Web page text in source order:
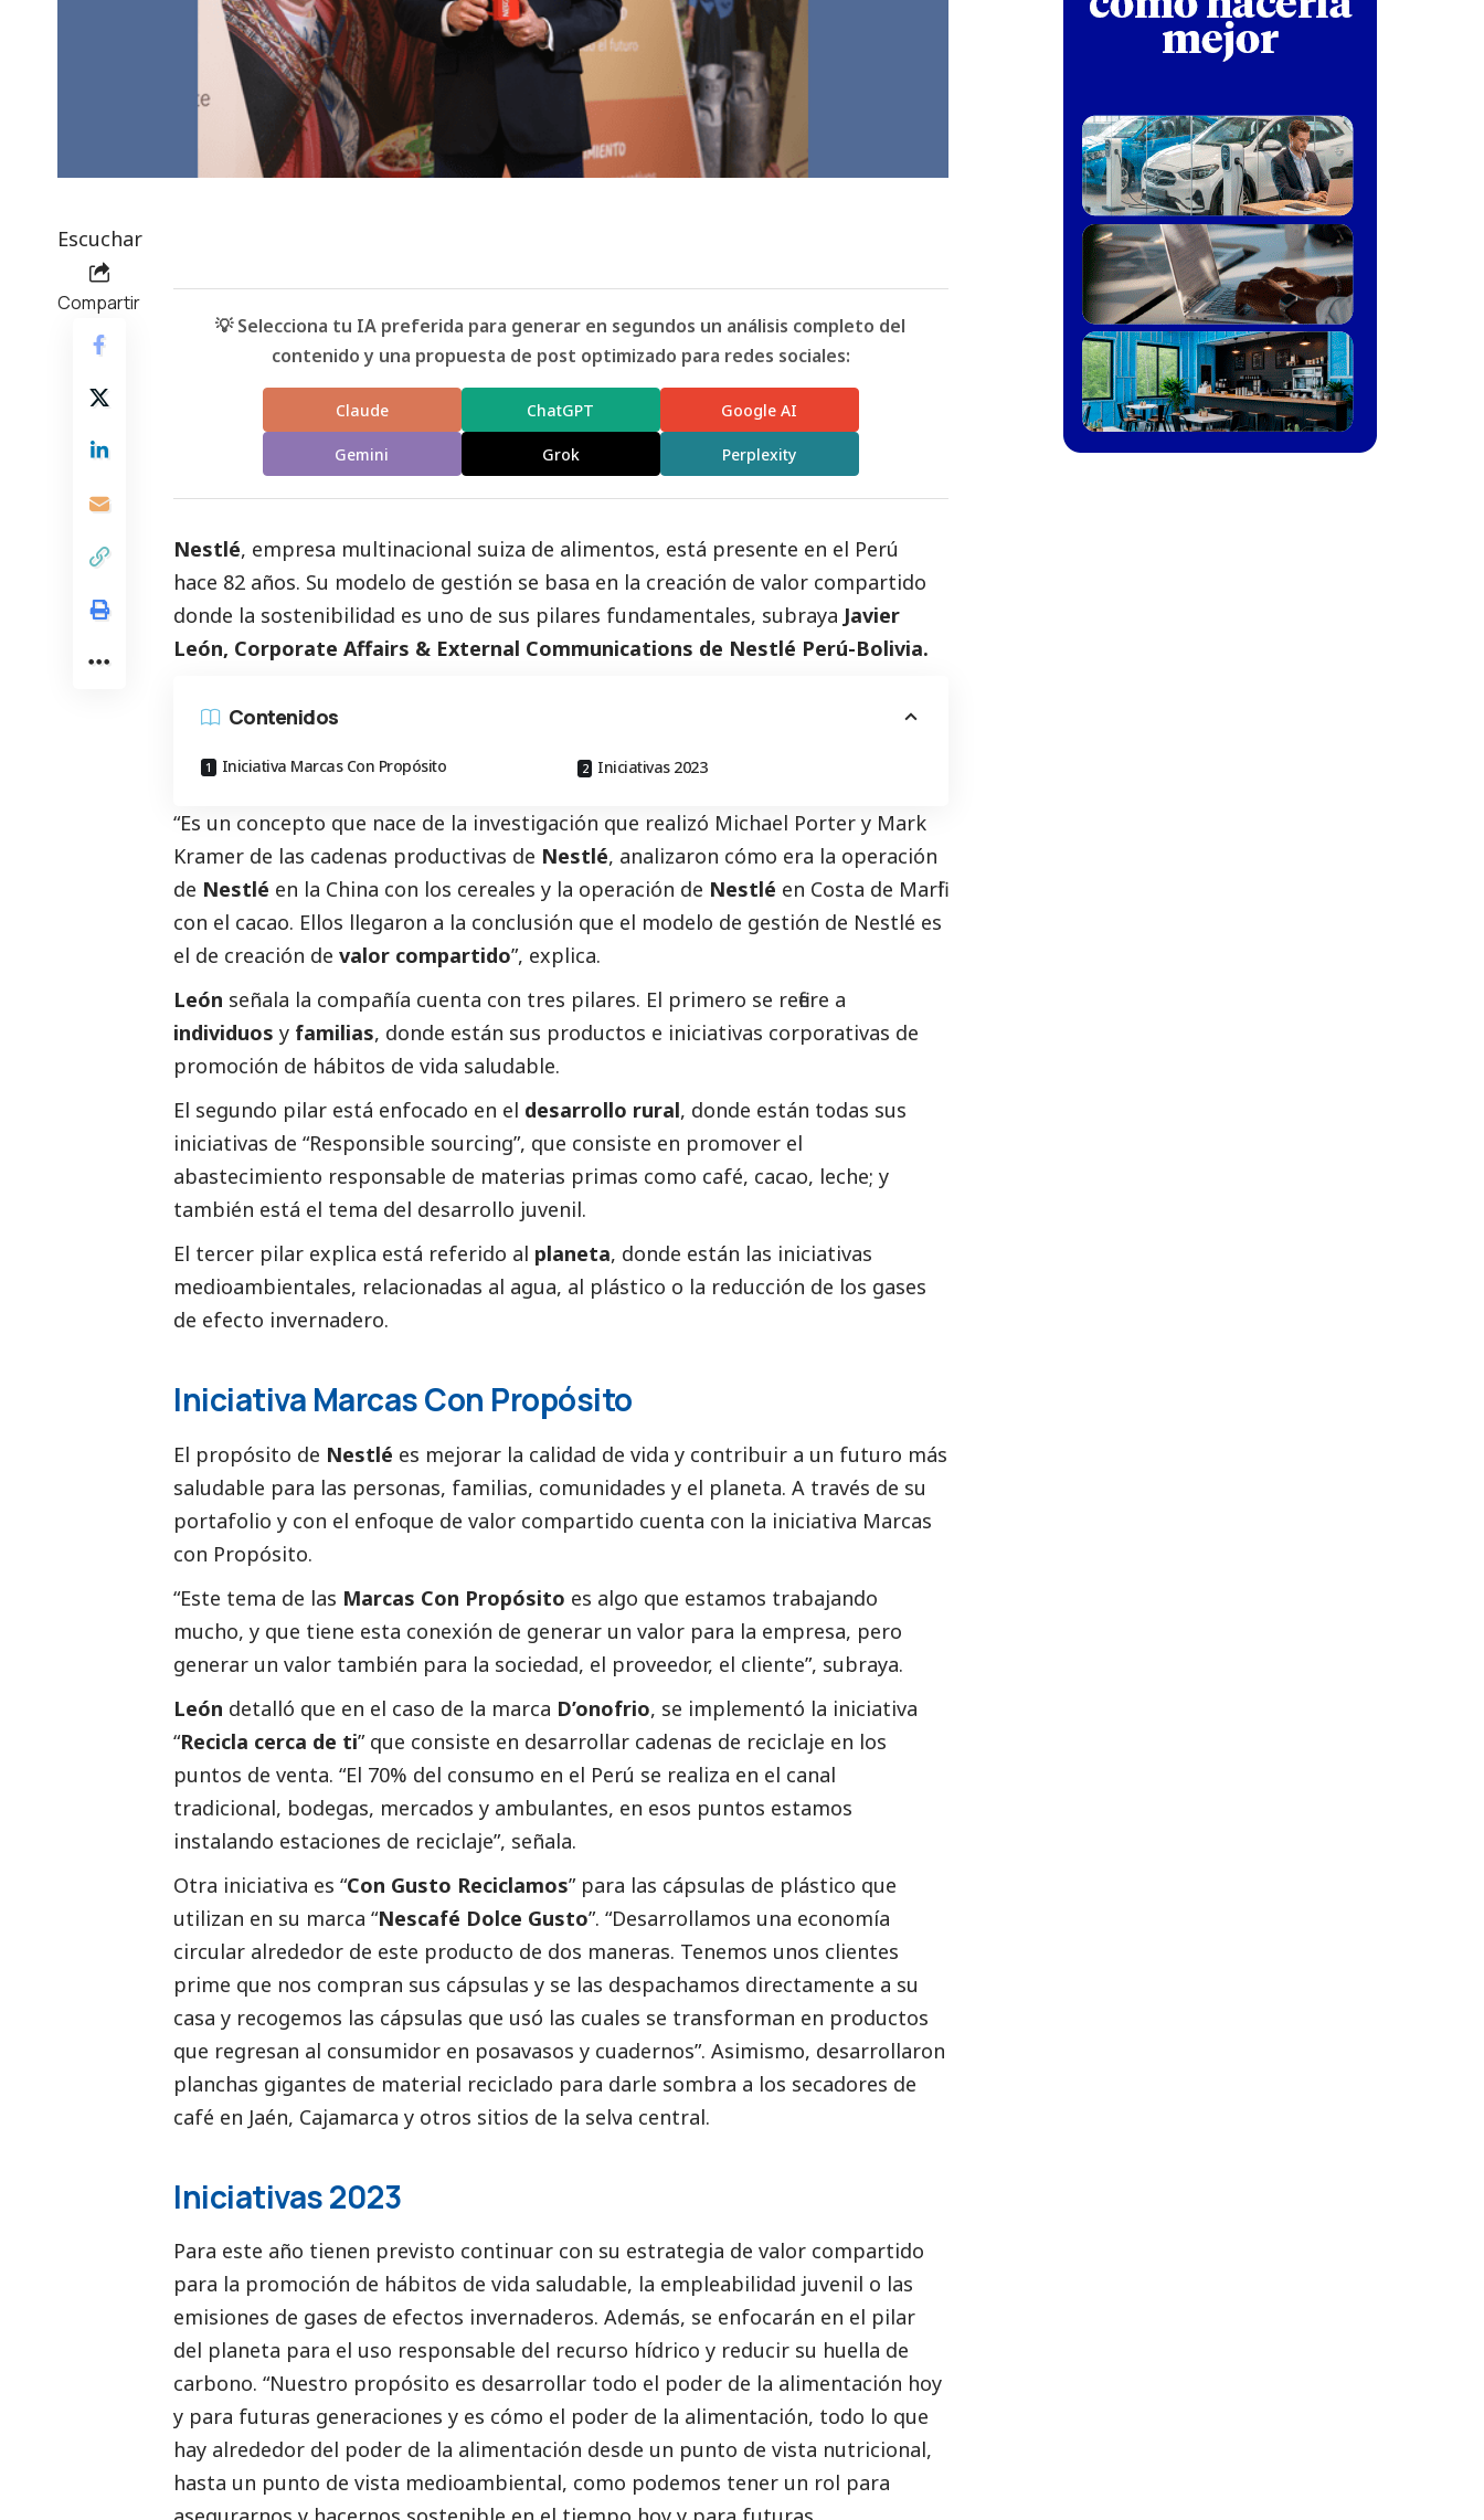
Escuchar
Compartir
💡 Selecciona tu IA preferida para generar en segundos un análisis completo del
contenido y una propuesta de post optimizado para redes sociales:
Claude ChatGPT Google AI
Gemini Grok Perplexity
Nestlé, empresa multinacional suiza de alimentos, está presente en el Perú
hace 82 años. Su modelo de gestión se basa en la creación de valor compartido
donde la sostenibilidad es uno de sus pilares fundamentales, subraya Javier
León, Corporate Affairs & External Communications de Nestlé Perú-Bolivia.
Contenidos
Iniciativa Marcas Con Propósito Iniciativas 2023
“Es un concepto que nace de la investigación que realizó Michael Porter y Mark
Kramer de las cadenas productivas de Nestlé, analizaron cómo era la operación
de Nestlé en la China con los cereales y la operación de Nestlé en Costa de Marfil
con el cacao. Ellos llegaron a la conclusión que el modelo de gestión de Nestlé es
el de creación de valor compartido”, explica.
León señala la compañía cuenta con tres pilares. El primero se refiere a
individuos y familias, donde están sus productos e iniciativas corporativas de
promoción de hábitos de vida saludable.
El segundo pilar está enfocado en el desarrollo rural, donde están todas sus
iniciativas de “Responsible sourcing”, que consiste en promover el
abastecimiento responsable de materias primas como café, cacao, leche; y
también está el tema del desarrollo juvenil.
El tercer pilar explica está referido al planeta, donde están las iniciativas
medioambientales, relacionadas al agua, al plástico o la reducción de los gases
de efecto invernadero.
Iniciativa Marcas Con Propósito
El propósito de Nestlé es mejorar la calidad de vida y contribuir a un futuro más
saludable para las personas, familias, comunidades y el planeta. A través de su
portafolio y con el enfoque de valor compartido cuenta con la iniciativa Marcas
con Propósito.
“Este tema de las Marcas Con Propósito es algo que estamos trabajando
mucho, y que tiene esta conexión de generar un valor para la empresa, pero
generar un valor también para la sociedad, el proveedor, el cliente”, subraya.
León detalló que en el caso de la marca D’onofrio, se implementó la iniciativa
“Recicla cerca de ti” que consiste en desarrollar cadenas de reciclaje en los
puntos de venta. “El 70% del consumo en el Perú se realiza en el canal
tradicional, bodegas, mercados y ambulantes, en esos puntos estamos
instalando estaciones de reciclaje”, señala.
Otra iniciativa es “Con Gusto Reciclamos” para las cápsulas de plástico que
utilizan en su marca “Nescafé Dolce Gusto”. “Desarrollamos una economía
circular alrededor de este producto de dos maneras. Tenemos unos clientes
prime que nos compran sus cápsulas y se las despachamos directamente a su
casa y recogemos las cápsulas que usó las cuales se transforman en productos
que regresan al consumidor en posavasos y cuadernos”. Asimismo, desarrollaron
planchas gigantes de material reciclado para darle sombra a los secadores de
café en Jaén, Cajamarca y otros sitios de la selva central.
Iniciativas 2023
Para este año tienen previsto continuar con su estrategia de valor compartido
para la promoción de hábitos de vida saludable, la empleabilidad juvenil o las
emisiones de gases de efectos invernaderos. Además, se enfocarán en el pilar
del planeta para el uso responsable del recurso hídrico y reducir su huella de
carbono. “Nuestro propósito es desarrollar todo el poder de la alimentación hoy
y para futuras generaciones y es cómo el poder de la alimentación, todo lo que
hay alrededor del poder de la alimentación desde un punto de vista nutricional,
hasta un punto de vista medioambiental, como podemos tener un rol para